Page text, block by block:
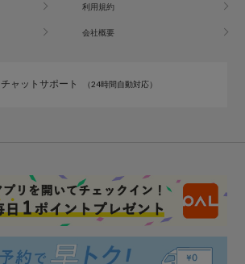
利用規約
会社概要
チャットサポート （24時間自動対応）